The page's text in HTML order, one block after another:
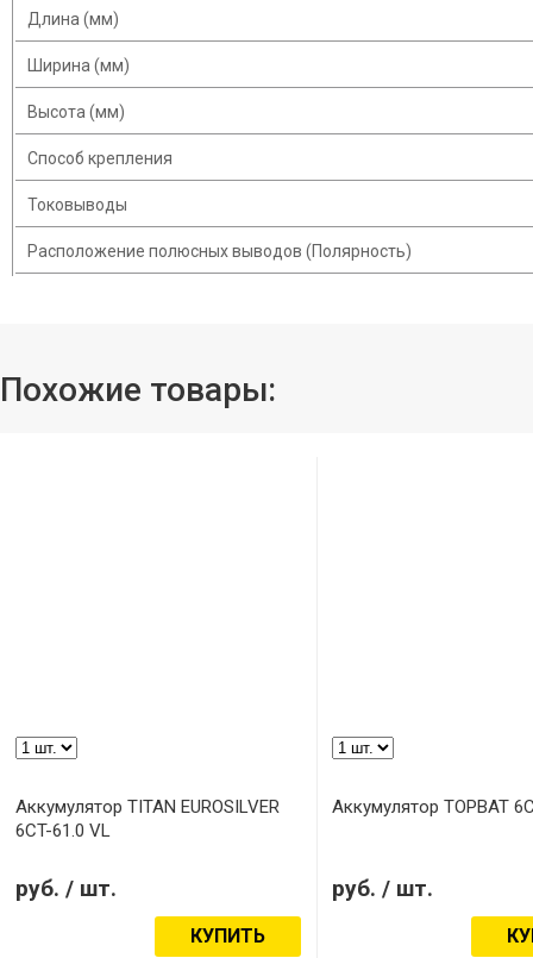
Длина (мм)
Ширина (мм)
Высота (мм)
Способ крепления
Токовыводы
Расположение полюсных выводов (Полярность)
Похожие товары:
Аккумулятор TITAN EUROSILVER
6CT-61.0 VL
руб. / шт.
КУПИТЬ
Аккумулятор TOPBAT
руб. / шт.